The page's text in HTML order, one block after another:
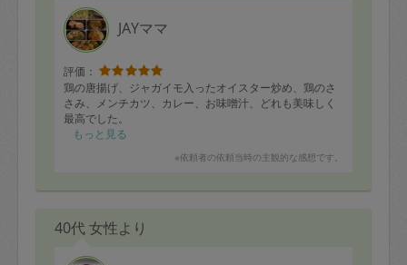
JAYママ
評価：
鶏の唐揚げ、ジャガイモ入ったオイスター炒め、鶏のさ
さみ、メンチカツ、カレー、お味噌汁、どれも美味しく
最高でした。
もっと見る
※依頼者の依頼当時の主観的な感想です。
40代 女性より